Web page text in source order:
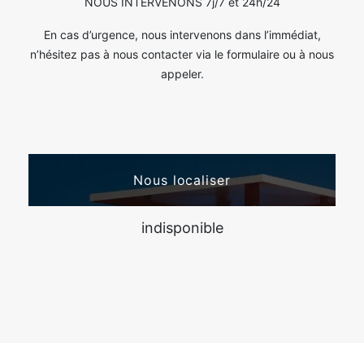
En cas d’urgence, nous intervenons dans l’immédiat,
n’hésitez pas à nous contacter via le formulaire ou à nous
appeler.
Nous localiser
indisponible